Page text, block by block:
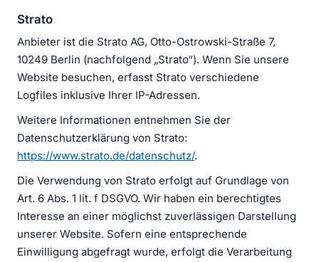
Strato
Anbieter ist die Strato AG, Otto-Ostrowski-Straße 7,
10249 Berlin (nachfolgend „Strato“). Wenn Sie unsere
Website besuchen, erfasst Strato verschiedene
Logfiles inklusive Ihrer IP-Adressen.
Weitere Informationen entnehmen Sie der
Datenschutzerklärung von Strato:
https://www.strato.de/datenschutz/.
Die Verwendung von Strato erfolgt auf Grundlage von
Art. 6 Abs. 1 lit. f DSGVO. Wir haben ein berechtigtes
Interesse an einer möglichst zuverlässigen Darstellung
unserer Website. Sofern eine entsprechende
Einwilligung abgefragt wurde, erfolgt die Verarbeitung